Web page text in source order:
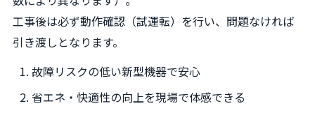
工事後は必ず動作確認（試運転）を行い、問題なければ
引き渡しとなります。
故障リスクの低い新型機器で安心
省エネ・快適性の向上を現場で体感できる